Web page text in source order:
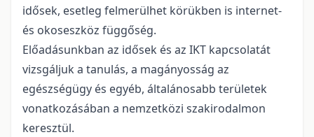
idősek, esetleg felmerülhet körükben is internet-
és okoseszköz függőség.
Előadásunkban az idősek és az IKT kapcsolatát
vizsgáljuk a tanulás, a magányosság az
egészségügy és egyéb, általánosabb területek
vonatkozásában a nemzetközi szakirodalmon
keresztül.